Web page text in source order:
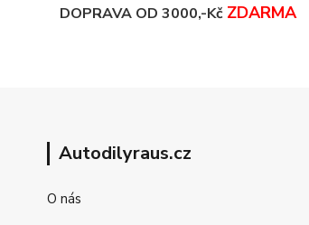
DOPRAVA OD 3000,-Kč ZDARMA
Autodilyraus.cz
O nás